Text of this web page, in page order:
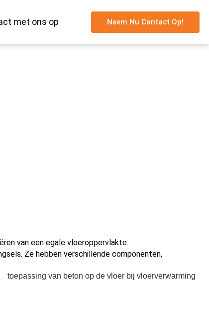
met ons op Neem Nu Contact Op!
van een egale vloeroppervlakte.
Ze hebben verschillende componenten,